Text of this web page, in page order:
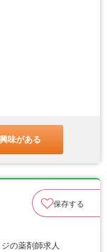
味がある
保存する
の薬剤師求人